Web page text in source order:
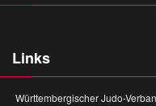
Links
Württembergischer Judo-